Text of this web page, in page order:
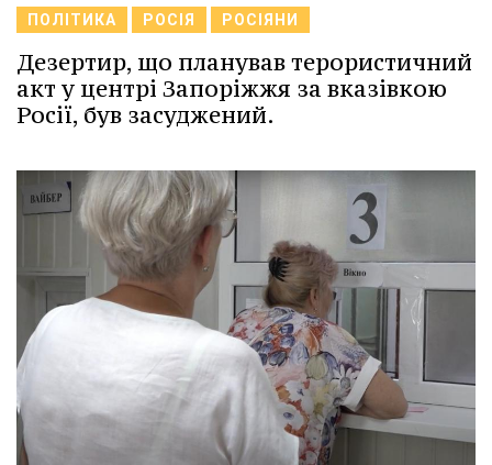
ПОЛІТИКА РОСІЯ РОСІЯНИ
Дезертир, що планував терористичний
акт у центрі Запоріжжя за вказівкою
Росії, був засуджений.